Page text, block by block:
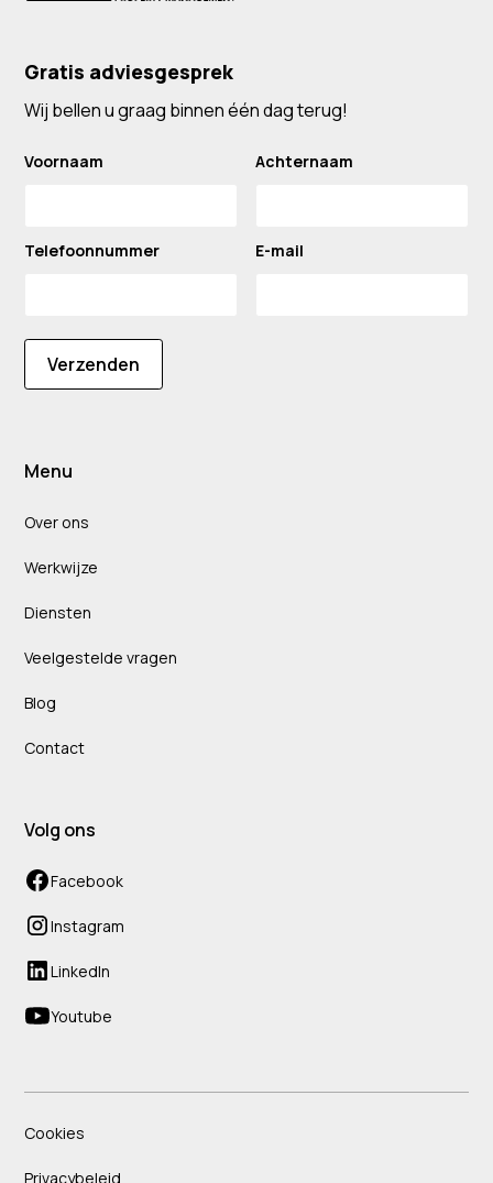
Gratis adviesgesprek
Wij bellen u graag binnen één dag terug!
Voornaam Achternaam
Telefoonnummer E-mail
Verzenden
Menu
Over ons
Werkwijze
Diensten
Veelgestelde vragen
Blog
Contact
Volg ons
Facebook
Instagram
LinkedIn
Youtube
Cookies
Privacybeleid